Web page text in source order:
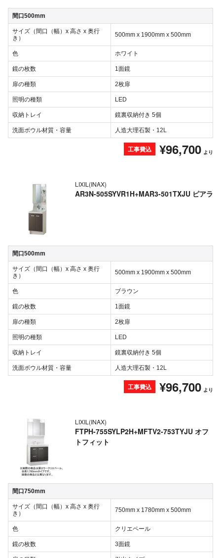
間口500mm
サイズ（間口（幅）x 高さ x 奥行
き）
500mm x 1900mm x 500mm
色 ホワイト
鏡の枚数 1面鏡
扉の種類 2枚扉
照明の種類 LED
収納トレイ 鏡裏収納付き 5個
洗面ボウル材質・容量 人造大理石製・12L
工事費込 ¥96,700 より
LIXIL(INAX)
AR3N-505SYVR1H+MAR3-501TXJU ピアラ
間口500mm
サイズ（間口（幅）x 高さ x 奥行
き）
500mm x 1900mm x 500mm
色 ブラウン
鏡の枚数 1面鏡
扉の種類 2枚扉
照明の種類 LED
収納トレイ 鏡裏収納付き 5個
洗面ボウル材質・容量 人造大理石製・12L
工事費込 ¥96,700 より
LIXIL(INAX)
FTPH-755SYLP2H+MFTV2-753TYJU オフ
トフィット
間口750mm
サイズ（間口（幅）x 高さ x 奥行
き）
750mm x 1780mm x 500mm
色 クリエペール
鏡の枚数 3面鏡